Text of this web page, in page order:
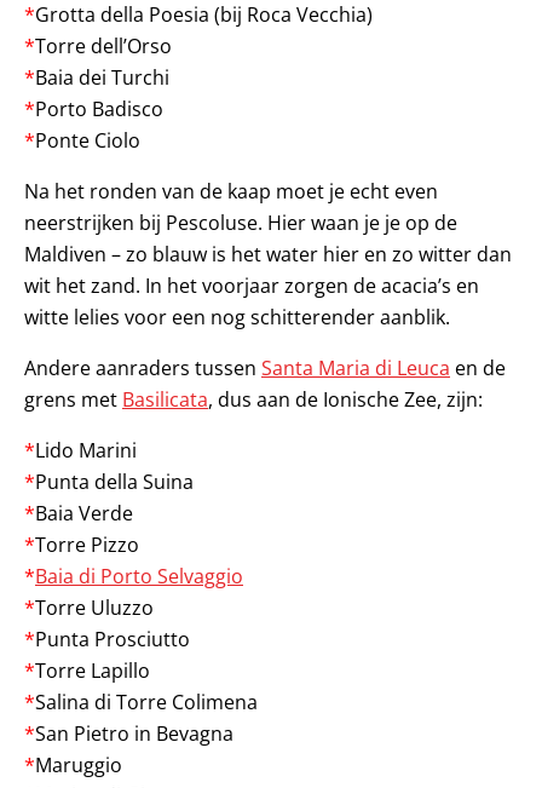
*Grotta della Poesia (bij Roca Vecchia)
*Torre dell’Orso
*Baia dei Turchi
*Porto Badisco
*Ponte Ciolo
Na het ronden van de kaap moet je echt even
neerstrijken bij Pescoluse. Hier waan je je op de
Maldiven – zo blauw is het water hier en zo witter dan
wit het zand. In het voorjaar zorgen de acacia’s en
witte lelies voor een nog schitterender aanblik.
Andere aanraders tussen Santa Maria di Leuca en de
grens met Basilicata, dus aan de Ionische Zee, zijn:
*Lido Marini
*Punta della Suina
*Baia Verde
*Torre Pizzo
*Baia di Porto Selvaggio
*Torre Uluzzo
*Punta Prosciutto
*Torre Lapillo
*Salina di Torre Colimena
*San Pietro in Bevagna
*Maruggio